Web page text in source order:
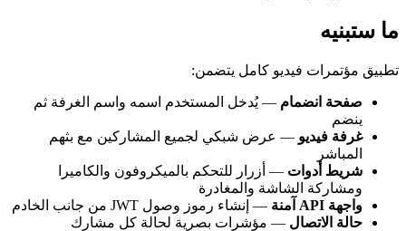
ما ستبنيه
تطبيق مؤتمرات فيديو كامل يتضمن:
صفحة انضمام— يُدخل المستخدم اسمه واسم الغرفة ثم
ينضم
غرفة فيديو— عرض شبكي لجميع المشاركين مع بثهم
المباشر
شريط أدوات— أزرار للتحكم بالميكروفون والكاميرا
ومشاركة الشاشة والمغادرة
واجهة API آمنة
— إنشاء رموز وصول JWT من جانب الخادم
حالة الاتصال — مؤشرات بصرية لحالة كل مشارك